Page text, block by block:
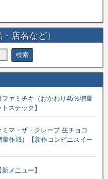
店名など）
ファミチキ（おかわり45％増量
スナック】
ミマ・ザ・クレープ 生チョコ
量作戦）【新作コンビニスイー
メニュー】